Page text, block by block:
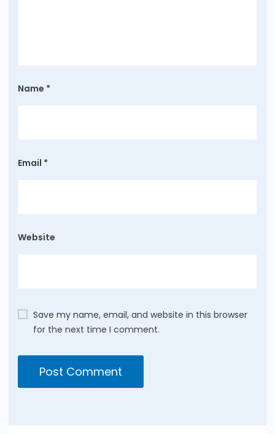
Name *
Email *
Website
Save my name, email, and website in this browser
for the next time I comment.